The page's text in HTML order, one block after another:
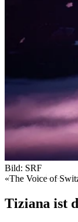
Bild: SRF
«The Voice of
Tiziana ist